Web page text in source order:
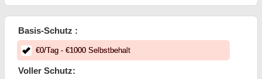
Basis-Schutz :
€0/Tag- €1000Selbstbehalt
Voller Schutz: